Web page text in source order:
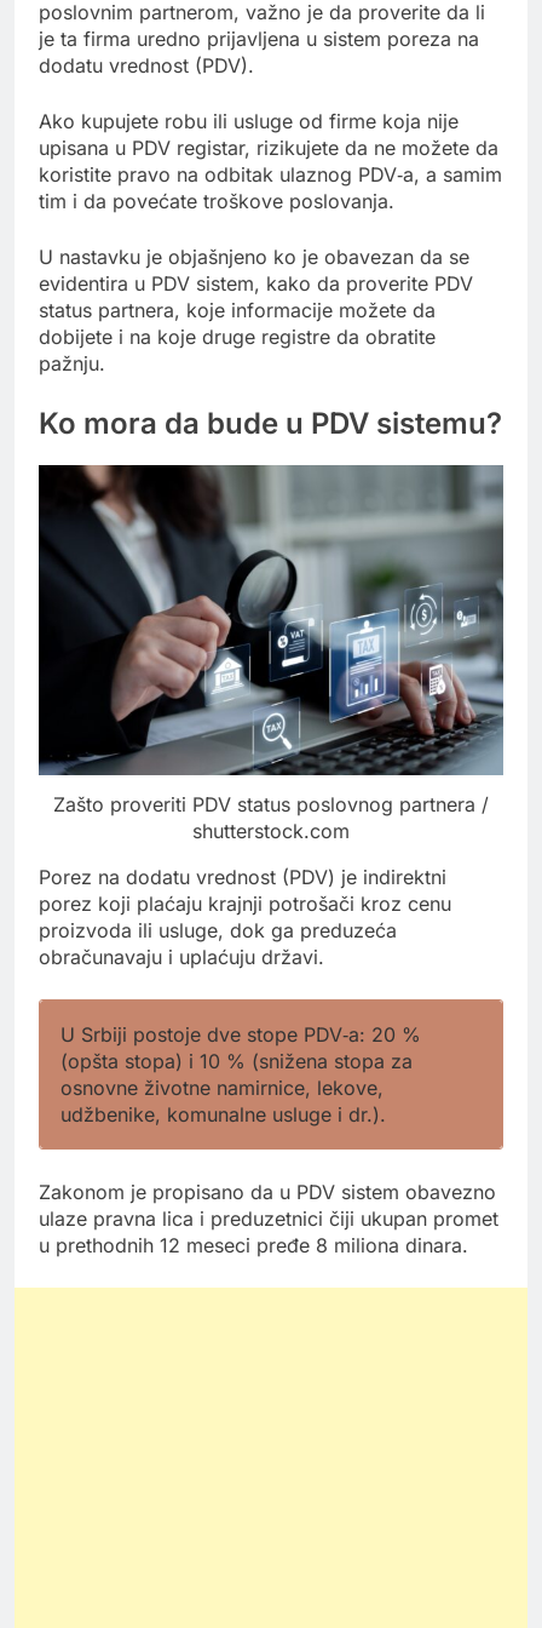
poslovnim partnerom, važno je da proverite da li
je ta firma uredno prijavljena u sistem poreza na
dodatu vrednost (PDV).
Ako kupujete robu ili usluge od firme koja nije
upisana u PDV registar, rizikujete da ne možete da
koristite pravo na odbitak ulaznog PDV‑a, a samim
tim i da povećate troškove poslovanja.
U nastavku je objašnjeno ko je obavezan da se
evidentira u PDV sistem, kako da proverite PDV
status partnera, koje informacije možete da
dobijete i na koje druge registre da obratite
pažnju.
Ko mora da bude u PDV sistemu?
Zašto proveriti PDV status poslovnog partnera /
shutterstock.com
Porez na dodatu vrednost (PDV) je indirektni
porez koji plaćaju krajnji potrošači kroz cenu
proizvoda ili usluge, dok ga preduzeća
obračunavaju i uplaćuju državi.
U Srbiji postoje dve stope PDV‑a: 20 %
(opšta stopa) i 10 % (snižena stopa za
osnovne životne namirnice, lekove,
udžbenike, komunalne usluge i dr.).
Zakonom je propisano da u PDV sistem obavezno
ulaze pravna lica i preduzetnici čiji ukupan promet
u prethodnih 12 meseci pređe 8 miliona dinara.